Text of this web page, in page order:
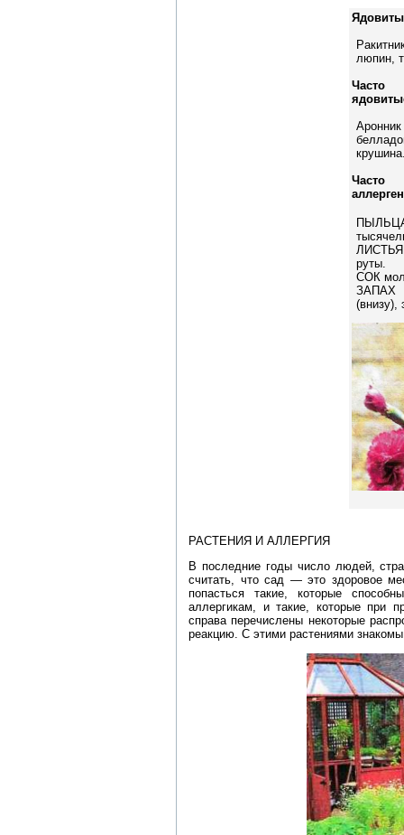
люпин,
Часто
Часто
руты.
СОК
ЗАПАХ
(внизу),
РАСТЕНИЯ И АЛЛЕРГИЯ
В последние годы число людей,
считать, что сад — это здоровое
попасться такие, которые
аллергикам, и такие, которые при
справа перечислены некоторые
реакцию. С этими растениями